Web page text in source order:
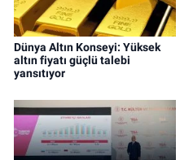
Dünya Altın Konseyi: Yüksek
altın fiyatı güçlü talebi
yansıtıyor